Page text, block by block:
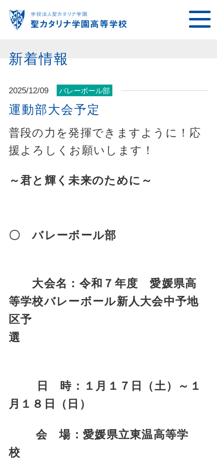
新着情報
2025/12/09 バレーボール部
運動部大会予定
普段の力を発揮できますように！応
援よろしくお願いします！
～君と輝く未来のために～
〇 バレーボール部
大会名：令和７年度 愛媛県高
等学校バレーボール新人大会中予地
区予
選
日 時：１月１７日（土）～１
月１８日（日）
会 場：愛媛県立東温高等学
校